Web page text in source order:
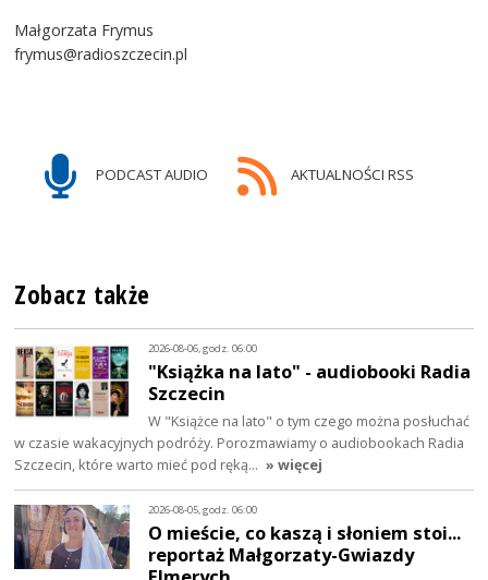
Małgorzata Frymus
frymus@radioszczecin.pl
PODCAST AUDIO AKTUALNOŚCI RSS
Zobacz także
2026-08-06, godz. 06:00
"Książka na lato" - audiobooki Radia
Szczecin
W "Książce na lato" o tym czego można posłuchać
w czasie wakacyjnych podróży. Porozmawiamy o audiobookach Radia
Szczecin, które warto mieć pod ręką… » więcej
2026-08-05, godz. 06:00
O mieście, co kaszą i słoniem stoi...
reportaż Małgorzaty-Gwiazdy